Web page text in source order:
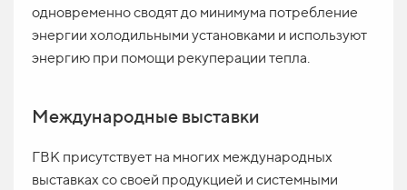
одновременно сводят до минимума потребление
энергии холодильными установками и используют
энергию при помощи рекуперации тепла.
Международные выставки
ГВК присутствует на многих международных
выставках со своей продукцией и системными